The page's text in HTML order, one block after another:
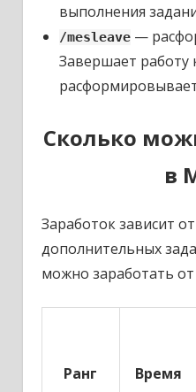
выполнения
/mesleave—
Завершает работу
Сколько
в
Заработок зависит
дополнительных
можно заработать от
Ранг Время